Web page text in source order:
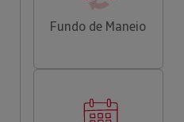
Fundo de Maneio